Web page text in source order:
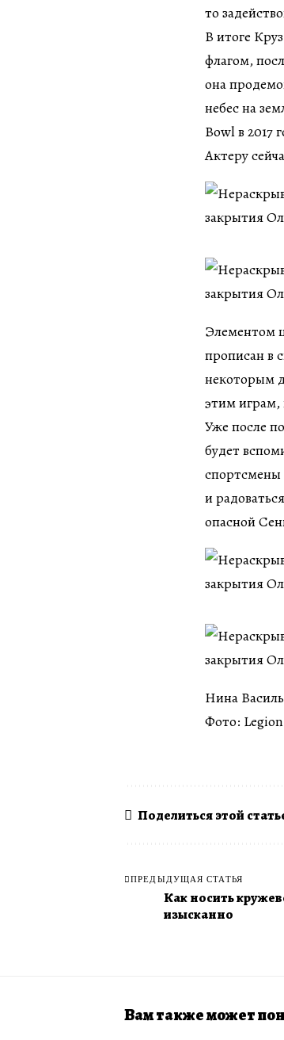
то
В итоге
флагом,
она
небес на
Bowl в 2017
Актеру
Элементом
прописан в
некоторым
этим играм,
Уже после
будет
и
опасной
Нина
Фото:
Поделиться этой
ПРЕДЫДУЩАЯ СТАТЬЯ
Как носить
изысканно
Вам также может